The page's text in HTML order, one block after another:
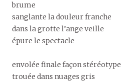
brume
sanglante la douleur franche
dans la grotte l’ange veille
épure le spectacle
envolée finale façon stéréotype
trouée dans nuages gris